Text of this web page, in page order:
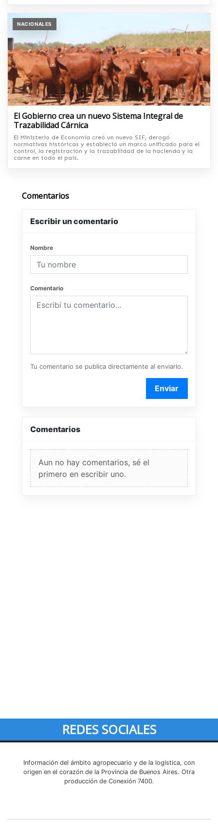
NACIONALES
El Gobierno crea un nuevo Sistema Integral de
Trazabilidad Cárnica
El Ministerio de Economía creó un nuevo SIF, derogó
normativas históricas y estableció un marco unificado para el
control, la registración y la trazabilidad de la hacienda y la
carne en todo el país.
Comentarios
Escribir un comentario
Nombre
Comentario
Tu comentario se publica directamente al enviarlo.
Enviar
Comentarios
Aun no hay comentarios, sé el
primero en escribir uno.
REDES SOCIALES
Información del ámbito agropecuario y de la logística, con
origen en el corazón de la Provincia de Buenos Aires. Otra
producción de Conexión 7400.